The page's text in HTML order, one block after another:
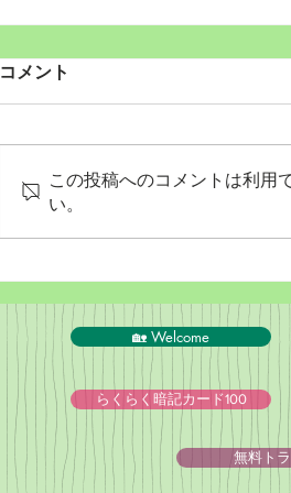
コメント
この投稿へのコメントは利用
い。
🏡 Welcome
らくらく暗記カード100
無料ト